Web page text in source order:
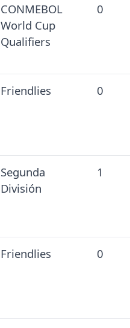
CONMEBOL
World Cup
Qualifiers
0
Friendlies 0
Segunda
División
1
Friendlies 0